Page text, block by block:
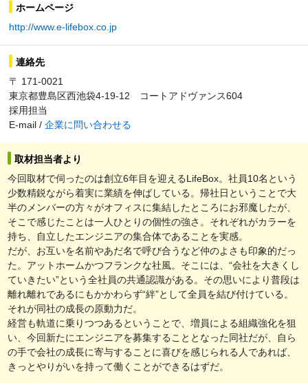
ホームページ
http://www.e-lifebox.co.jp
連絡先
〒 171-0021
東京都豊島区西池袋4-19-12 コートアドヴァンス604
採用担当
E-mail / 企業に問い合わせる
取材担当者より
今回取材で伺ったのは創立6年目を迎えるLifeBox。社員10名という
少数精鋭ながら着実に業績を伸ばしている。帰社日ということで大
半のメンバーの方々がオフィスに集結したところにお邪魔したが、
そこで感じたことは一人ひとりの個性の強さ。それぞれがカラーを
持ち、自立したエンジニアの集合体であることを実感。
だが、お互いを名前やあだ名で呼び合うなど仲のよさも印象的だっ
た。アットホームかつフランクな社風。そこには、“会社を大きくし
ていきたい”という全社員の共通認識がある。その思いにより普段は
離れ離れであるにもかかわらず“絆”として全員を結び付けている。
それが同社の成長の原動力だ。
経営も軌道に乗りつつあるということで、増員による組織強化を狙
い、今回新たにエンジニアを募集することとなった同社だが、自ら
の手で会社の成長に寄与することに喜びを感じられる人であれば、
きっとやりがいを持って働くことができるはずだ。